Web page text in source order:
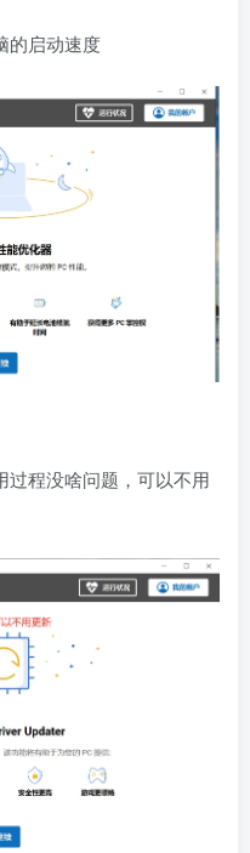
的启动速度
过程没啥问题，可以不用